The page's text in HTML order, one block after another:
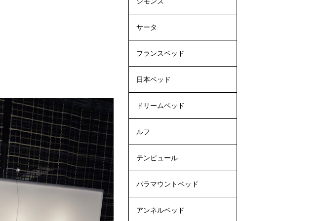
サータ
フランスベッド
日本ベッド
ドリームベッド
ルフ
テンピュール
パラマウントベッド
アンネルベッド